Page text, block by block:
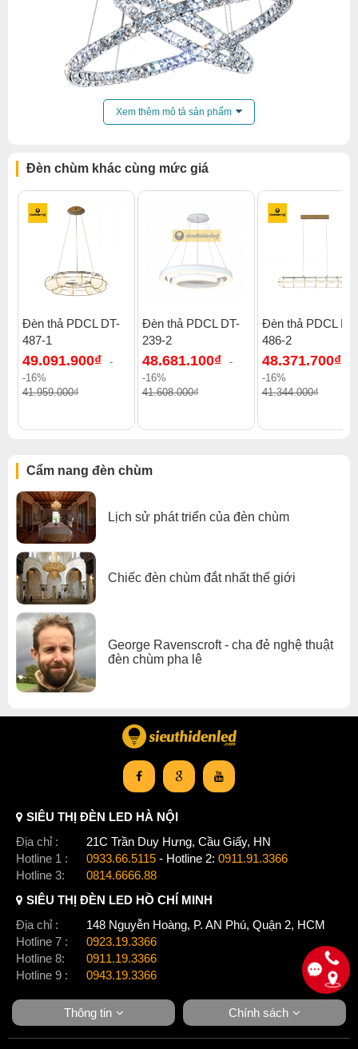
Click để xem thêm chiết khấu, quà tặng và khuyến mãi của
Xem thêm: Đèn chùm hiện đại,
Đèn chùm pha lê,Đèn chùm bàn ăn
Xem thêm mô tả sản phẩm
Đèn chùm khác cùng mức giá
Đèn thả PDCL DT-
487-1
49.091.900₫
-
-16%
41.959.000₫
Đèn thả PDCL DT-
239-2
48.681.100₫
-
-16%
41.608.000₫
Đèn thả PDCL
486-2
48.371.700₫
-16%
41.344.000₫
Cẩm nang đèn chùm
Lịch sử phát triển của đèn chùm
Chiếc đèn chùm đắt nhất thế giới
George Ravenscroft - cha đẻ nghệ thuật
đèn chùm pha lê
SIÊU THỊ ĐÈN LED HÀ NỘI
Địa chỉ :
21C Trần Duy Hưng, Cầu Giấy, HN
Hotline 1 :
0933.66.5115 - Hotline 2: 0911.91.3366
Hotline 3:
0814.6666.88
SIÊU THỊ ĐÈN LED HỒ CHÍ MINH
Địa chỉ :
148 Nguyễn Hoàng, P. AN Phú, Quận 2, HCM
Hotline 7 :
0923.19.3366
Hotline 8:
0911.19.3366
Hotline 9 :
0943.19.3366
Thông tin Chính sách